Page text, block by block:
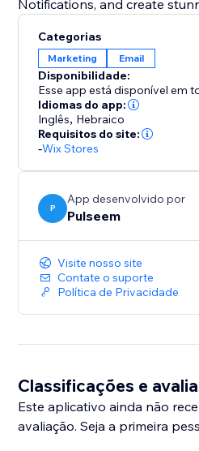
Categorias
Marketing Email
Disponibilidade:
Esse app está disponível em
Idiomas do app:
Inglês, Hebraico
Requisitos do site:
-Wix Stores
P
App desenvolvido por
Pulseem
Visite nosso site
Contate o suporte
Política de Privacidade
Classificações e
Este aplicativo ainda não
avaliação. Seja a primeira